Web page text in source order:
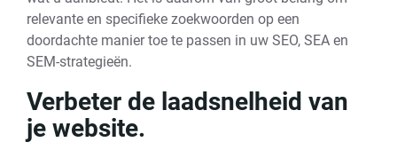
relevante en specifieke zoekwoorden op een
doordachte manier toe te passen in uw SEO, SEA en
SEM-strategieën.
Verbeter de laadsnelheid van
je website.